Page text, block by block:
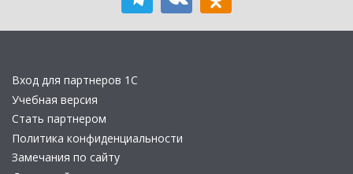
Вход для партнеров 1С
Учебная версия
Стать партнером
Политика конфиденциальности
Замечания по сайту